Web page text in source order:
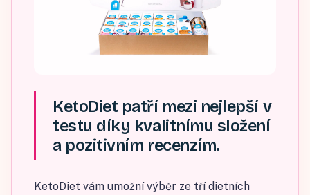
KetoDiet patří mezi nejlepší v
testu díky kvalitnímu složení
a pozitivním recenzím.
KetoDiet vám umožní výběr ze tří dietních